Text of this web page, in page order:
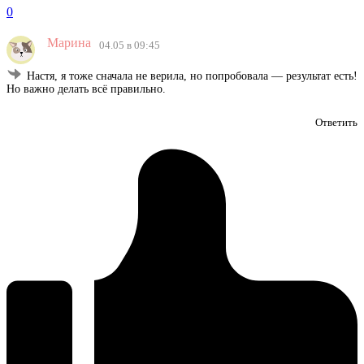
0
Марина 04.05 в 09:45
Настя, я тоже сначала не верила, но попробовала — результат есть!
Но важно делать всё правильно.
Ответить